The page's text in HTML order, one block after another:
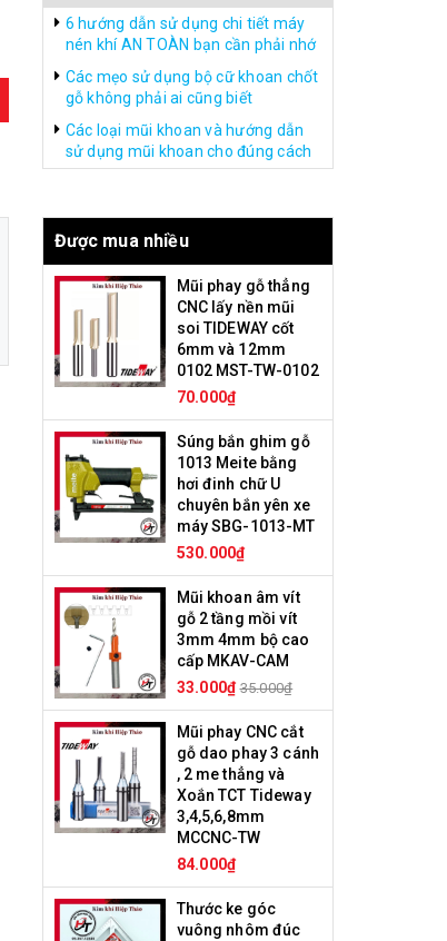
6 hướng dẫn sử dụng chi tiết máy
nén khí AN TOÀN bạn cần phải nhớ
Các mẹo sử dụng bộ cữ khoan chốt
gỗ không phải ai cũng biết
Các loại mũi khoan và hướng dẫn
sử dụng mũi khoan cho đúng cách
Được mua nhiều
Mũi phay gỗ thẳng
CNC lấy nền mũi
soi TIDEWAY cốt
6mm và 12mm
0102 MST-TW-0102
70.000₫
Súng bắn ghim gỗ
1013 Meite bằng
hơi đinh chữ U
chuyên bắn yên xe
máy SBG-1013-MT
530.000₫
Mũi khoan âm vít
gỗ 2 tầng mồi vít
3mm 4mm bộ cao
cấp MKAV-CAM
33.000₫ 35.000₫
Mũi phay CNC cắt
gỗ dao phay 3 cánh
, 2 me thẳng và
Xoắn TCT Tideway
3,4,5,6,8mm
MCCNC-TW
84.000₫
Thước ke góc
vuông nhôm đúc